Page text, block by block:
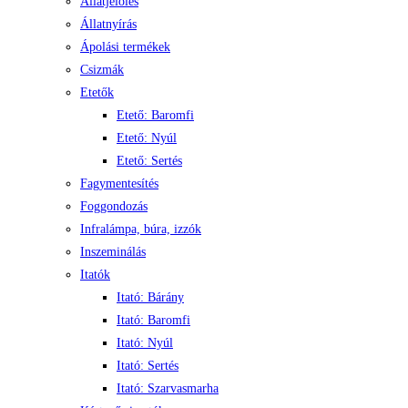
Állatnyírás
Ápolási termékek
Csizmák
Etetők
Etető: Baromfi
Etető: Nyúl
Etető: Sertés
Fagymentesítés
Foggondozás
Infralámpa, búra, izzók
Inszeminálás
Itatók
Itató: Bárány
Itató: Baromfi
Itató: Nyúl
Itató: Sertés
Itató: Szarvasmarha